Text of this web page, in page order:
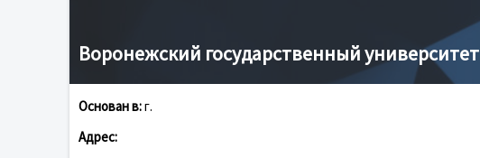
Воронежский государственный университет
Основан в:г.
Адрес: